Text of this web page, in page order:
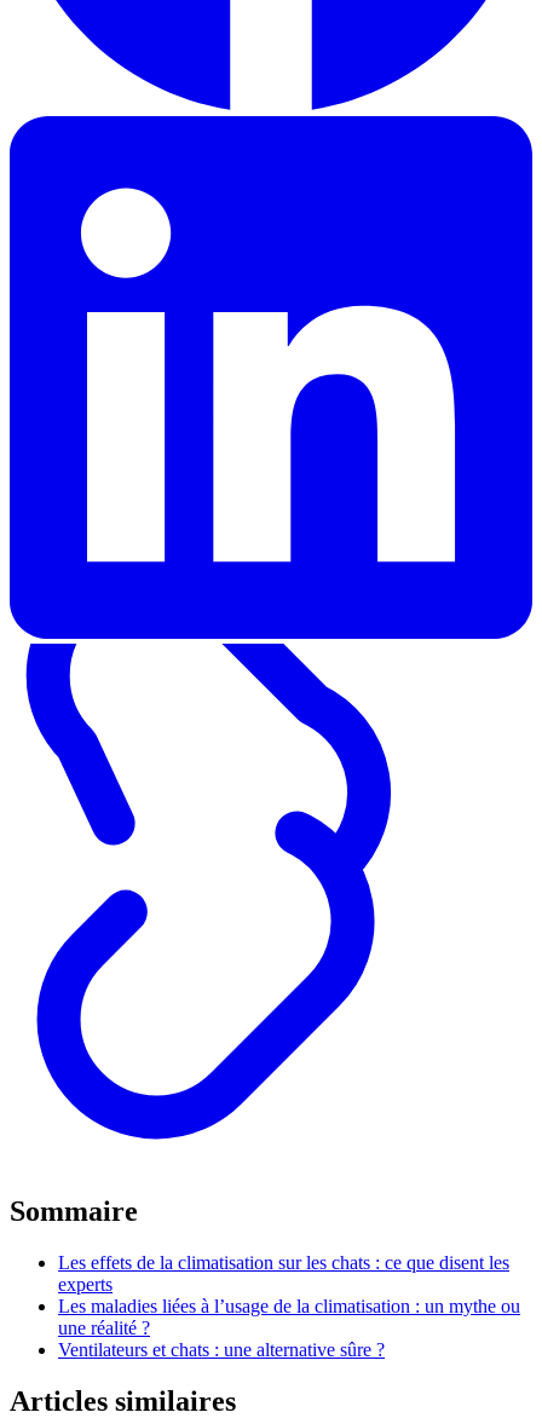
Sommaire
Les effets de la climatisation sur les chats : ce que disent les
experts
Les maladies liées à l’usage de la climatisation : un mythe ou
une réalité ?
Ventilateurs et chats : une alternative sûre ?
Articles similaires